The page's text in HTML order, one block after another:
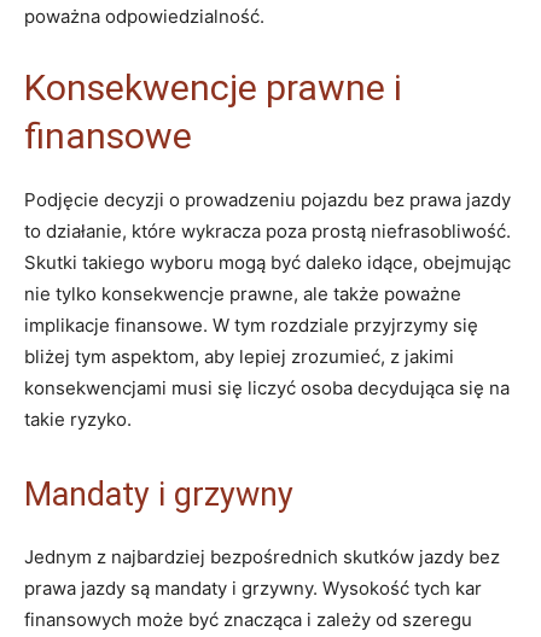
poważna odpowiedzialność.
Konsekwencje prawne i
finansowe
Podjęcie decyzji o prowadzeniu pojazdu bez prawa jazdy
to działanie, które wykracza poza prostą niefrasobliwość.
Skutki takiego wyboru mogą być daleko idące, obejmując
nie tylko konsekwencje prawne, ale także poważne
implikacje finansowe. W tym rozdziale przyjrzymy się
bliżej tym aspektom, aby lepiej zrozumieć, z jakimi
konsekwencjami musi się liczyć osoba decydująca się na
takie ryzyko.
Mandaty i grzywny
Jednym z najbardziej bezpośrednich skutków jazdy bez
prawa jazdy są mandaty i grzywny. Wysokość tych kar
finansowych może być znacząca i zależy od szeregu